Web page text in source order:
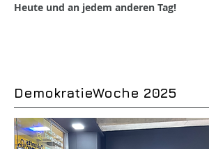
Heute und an jedem anderen Tag!
DemokratieWoche 2025